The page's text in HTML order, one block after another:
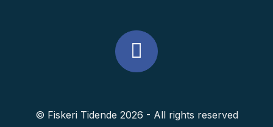
© Fiskeri Tidende 2026 - All rights reserved